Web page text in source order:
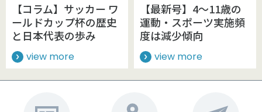
【コラム】サッカー ワ
ールドカップ杯の歴史
と日本代表の歩み
view more
【最新号】4～11歳の
運動・スポーツ実施頻
度は減少傾向
view more